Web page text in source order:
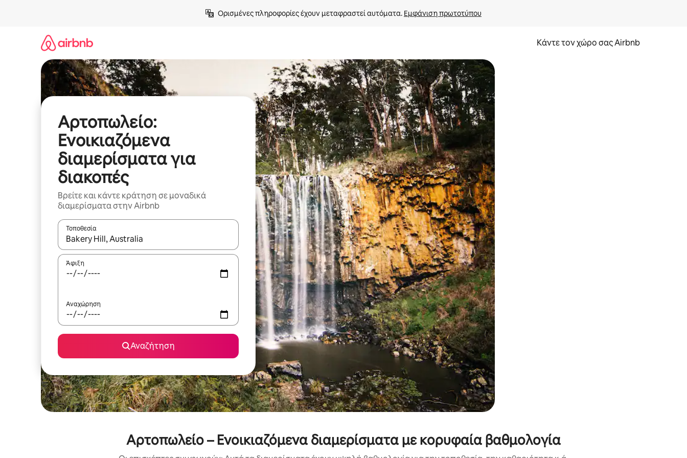
Ορισμένες πληροφορίες έχουν μεταφραστεί αυτόματα. Εμφάνιση πρωτοτύπου
Κάντε τον χώρο σας Airbnb
Αρτοπωλείο:
Ενοικιαζόμενα
διαμερίσματα για
διακοπές
Βρείτε και κάντε κράτηση σε μοναδικά
διαμερίσματα στην Airbnb
Τοποθεσία
Όταν τα αποτελέσματα είναι διαθέσιμα, μπορείτε να πλοηγηθείτε στη σελίδα με τα κουμπιά πάνω και κάτω βέλους, να την εξερευνήσετε με την αφή ή να τη σύρετε με τα δάχτυλα.
Άφιξη
Αναχώρηση
Αναζήτηση
Αρτοπωλείο – Ενοικιαζόμενα διαμερίσματα με κορυφαία βαθμολογία